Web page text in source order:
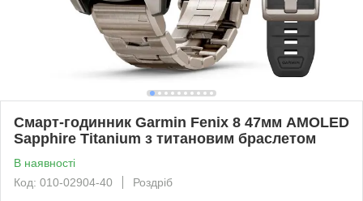
Смарт-годинник Garmin Fenix 8 47мм AMOLED
Sapphire Titanium з титановим браслетом
В наявності
Код: 010-02904-40
Роздріб